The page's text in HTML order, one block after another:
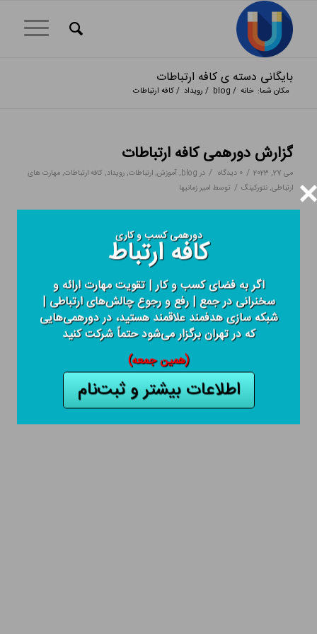
بایگانی دسته ی کافه ارتباطات
مکان شما: خانه /
blog
/ رویداد /کافه ارتباطات
گزارش دورهمی کافه ارتباطات
می 27, 2023 / 0 دیدگاه / در blog
, آموزش, ارتباطات, رویداد, کافه ارتباطات, مهارت های
ارتباطی, نتورکینگ / توسط امیر زمانیها
دورهمی کسب و کاری
کافه ارتباط
اگر به فضای کسب و کار | تقویت مهارت ارائه و
سخنرانی در جمع | رفع و رجوع چالش‌های ارتباطی |
شبکه سازی هدفمند علاقمند هستید، در دورهمی‌هایی
که در تهران برگزار می‌شود حتماً شرکت کنید
(همین جمعه)
اطلاعات بیشتر و ثبت‌نام